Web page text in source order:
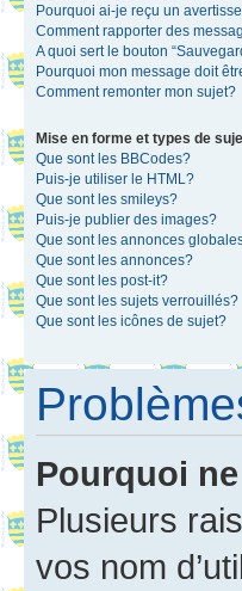
Pourquoi ai-je reçu un
Comment rapporter des
A quoi sert le bouton
Pourquoi mon message doit
Comment remonter mon sujet?
Mise en forme et types de
Que sont les BBCodes?
Puis-je utiliser le HTML?
Que sont les smileys?
Puis-je publier des images?
Que sont les annonces
Que sont les annonces?
Que sont les post-it?
Que sont les sujets verrouillés?
Que sont les icônes de sujet?
Pourquoi
Plusieurs
vos nom